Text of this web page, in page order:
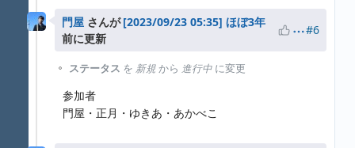
門屋 さんが
ほぼ3年
前に更新
#6
ステータス を 新規から 進行中 に変更
参加者
門屋・正月・ゆきあ・あかべこ